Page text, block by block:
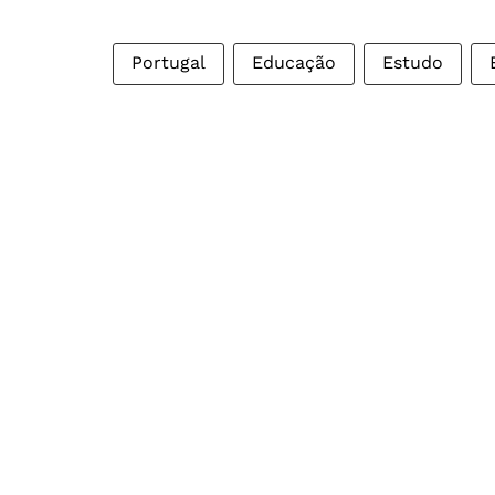
Portugal Educação Estudo